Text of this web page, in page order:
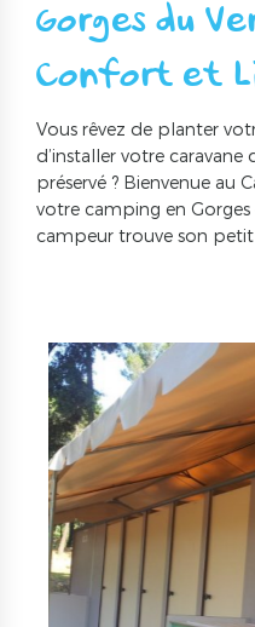
Gorges du
Confort et
Vous rêvez de planter
d’installer votre
préservé ? Bienvenue au
votre camping en
campeur trouve son